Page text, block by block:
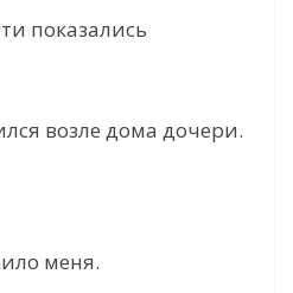
показались
возле дома дочери.
меня.